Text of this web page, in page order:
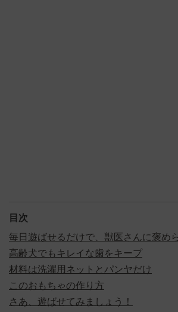
目次
毎日遊ばせるだけで、獣医さんに褒め
高齢犬でもキレイな歯をキープ
材料は洗濯用ネットとパンヤだけ
このおもちゃの作り方
さあ、遊ばせてみましょう！